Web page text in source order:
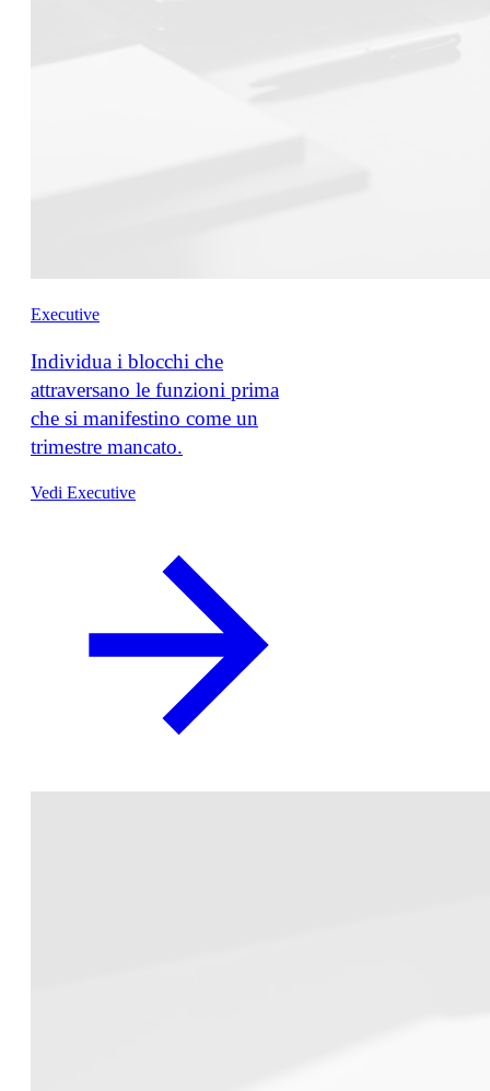
Executive
Individua i blocchi che
attraversano le funzioni prima
che si manifestino come un
trimestre mancato.
Vedi Executive